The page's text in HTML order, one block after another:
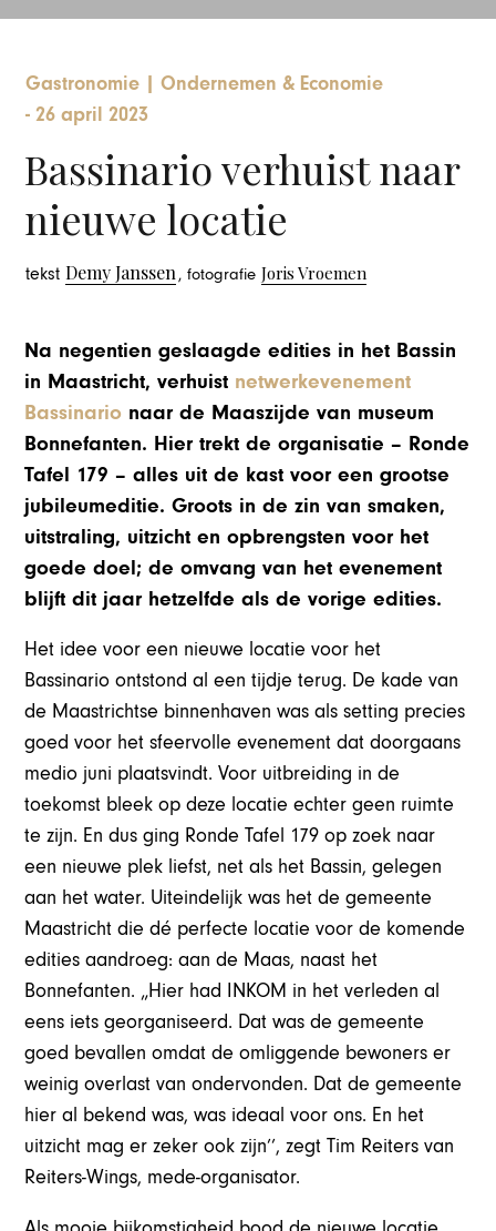
Gastronomie
Ondernemen & Economie
-26 april 2023
Bassinario verhuist naar
nieuwe locatie
tekstDemy Janssen , fotografieJoris Vroemen
Na negentien geslaagde edities in het Bassin
in Maastricht, verhuist netwerkevenement
Bassinario naar de Maaszijde van museum
Bonnefanten. Hier trekt de organisatie – Ronde
Tafel 179 – alles uit de kast voor een grootse
jubileumeditie. Groots in de zin van smaken,
uitstraling, uitzicht en opbrengsten voor het
goede doel; de omvang van het evenement
blijft dit jaar hetzelfde als de vorige edities.
Het idee voor een nieuwe locatie voor het
Bassinario ontstond al een tijdje terug. De kade van
de Maastrichtse binnenhaven was als setting precies
goed voor het sfeervolle evenement dat doorgaans
medio juni plaatsvindt. Voor uitbreiding in de
toekomst bleek op deze locatie echter geen ruimte
te zijn. En dus ging Ronde Tafel 179 op zoek naar
een nieuwe plek liefst, net als het Bassin, gelegen
aan het water. Uiteindelijk was het de gemeente
Maastricht die dé perfecte locatie voor de komende
edities aandroeg: aan de Maas, naast het
Bonnefanten. „Hier had INKOM in het verleden al
eens iets georganiseerd. Dat was de gemeente
goed bevallen omdat de omliggende bewoners er
weinig overlast van ondervonden. Dat de gemeente
hier al bekend was, was ideaal voor ons. En het
uitzicht mag er zeker ook zijn’’, zegt Tim Reiters van
Reiters-Wings, mede-organisator.